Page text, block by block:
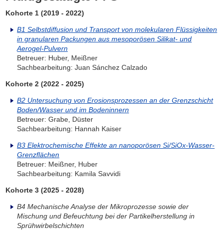
Kohorte 1 (2019 - 2022)
B1 Selbstdiffusion und Transport von molekularen Flüssigkeiten
in granularen Packungen aus mesoporösen Silikat- und
Aerogel-Pulvern
Betreuer: Huber, Meißner
Sachbearbeitung: Juan Sánchez Calzado
Kohorte 2 (2022 - 2025)
B2 Untersuchung von Erosionsprozessen an der Grenzschicht
Boden/Wasser und im Bodeninnern
Betreuer: Grabe, Düster
Sachbearbeitung: Hannah Kaiser
B3 Elektrochemische Effekte an nanoporösen Si/SiOx-Wasser-
Grenzflächen
Betreuer: Meißner, Huber
Sachbearbeitung: Kamila Savvidi
Kohorte 3 (2025 - 2028)
B4 Mechanische Analyse der Mikroprozesse sowie der
Mischung und Befeuchtung bei der Partikelherstellung in
Sprühwirbelschichten